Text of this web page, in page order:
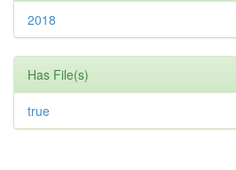
2018
Has File(s)
true